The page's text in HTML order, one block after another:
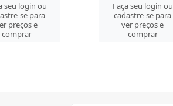
seu login ou
se para
preços e
comprar
Faça seu login ou
cadastre-se para
ver preços e
comprar